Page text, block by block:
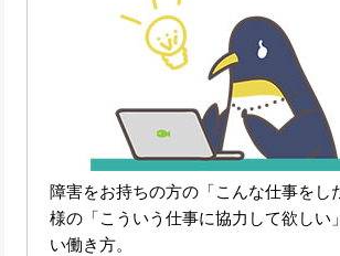
障害をお持ちの方の「こんな仕事をし
様の「こういう仕事に協力して欲しい
い働き方。